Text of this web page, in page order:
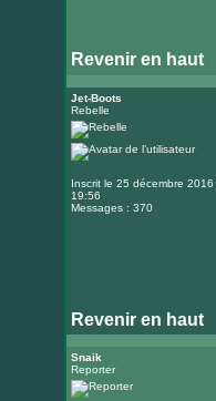
Revenir en haut
Jet-Boots
Rebelle
Inscrit le 25 décembre 2016
19:56
Messages : 370
Revenir en haut
Snaik
Reporter